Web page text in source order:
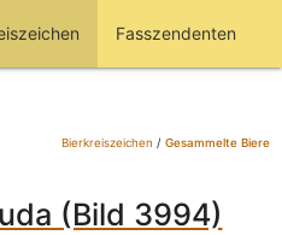
Fasszendenten
Bierkreiszeichen / Gesammelte Biere
(Bild 3994)